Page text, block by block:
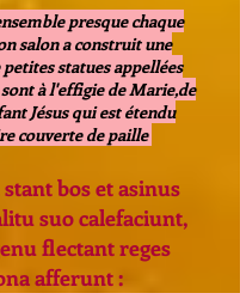
presque chaque
salon a construit une
petites statues appellées
à l'effigie de Marie,de
Jésus qui est étendu
couverte de paille
stant bos et asinus
suo calefaciunt,
flectant reges
afferunt :